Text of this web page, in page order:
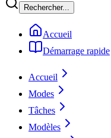
Rechercher...
Accueil
Démarrage rapide
Accueil
Modes
Tâches
Modèles